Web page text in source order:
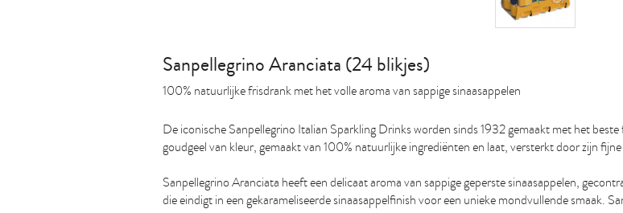
Sanpellegrino Aranciata (24 blikjes)
100% natuurlijke frisdrank met het volle aroma van sappige sinaasappelen
De iconische Sanpellegrino Italian Sparkling Drinks worden sinds 1932 gemaakt met het
goudgeel van kleur, gemaakt van 100% natuurlijke ingrediënten en laat, versterkt door zijn
Sanpellegrino Aranciata heeft een delicaat aroma van sappige geperste sinaasappelen,
die eindigt in een gekarameliseerde sinaasappelfinish voor een unieke mondvullende smaak.